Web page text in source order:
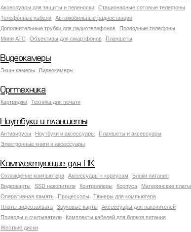
Аксессуары для защиты и переноски
Стационарные сотовые телефоны
Телефонные кабели
Автомобильные радиостанции
Дополнительные трубки для радиотелефонов
Проводные телефоны
Мини АТС
Объективы для смартфонов Планшеты
Видеокамеры
Экшн камеры Видеокамеры
Оргтехника
Картриджи Техника для печати
Ноутбуки и планшеты
Антивирусы Ноутбуки и аксессуары
Планшеты и аксессуары
Электронные книги и аксессуары
Комплектующие для ПК
Охлаждение компьютера Аксессуары к корпусам
Блоки питания
Видеокарты
SSD накопители Контроллеры Корпуса
Материнские платы
Оперативная память
Процессоры
Тюнеры для компьютера
Платы видеозахвата
Звуковые карты
Аксессуары для накопителей
Приводы и считыватели
Комплекты кабелей для блоков питания
Жесткие диски